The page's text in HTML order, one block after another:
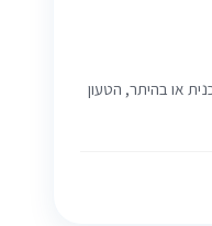
או בהיתר, הטעון